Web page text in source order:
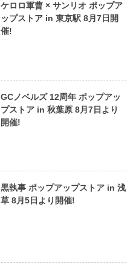
ケロロ軍曹 × サンリオ ポップア
ップストア in 東京駅 8月7日開
催!
GCノベルズ 12周年 ポップアッ
プストア in 秋葉原 8月7日より
開催!
黒執事 ポップアップストア in 浅
草 8月5日より開催!